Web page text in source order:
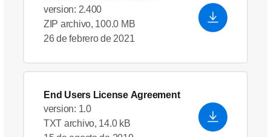
version: 2.400
ZIP archivo, 100.0 MB
26 de febrero de 2021
End Users License Agreement
version: 1.0
TXT archivo, 14.0 kB